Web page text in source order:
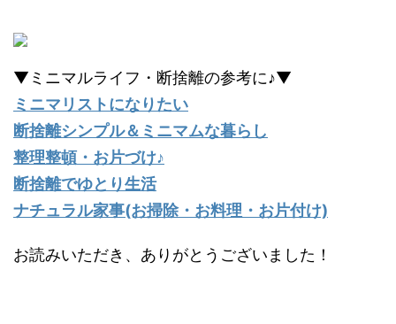
▼ミニマルライフ・断捨離の参考に♪▼
ミニマリストになりたい
断捨離シンプル＆ミニマムな暮らし
整理整頓・お片づけ♪
断捨離でゆとり生活
ナチュラル家事(お掃除・お料理・お片付け)
お読みいただき、ありがとうございました！